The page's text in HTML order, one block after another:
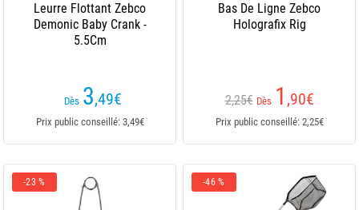
Leurre Flottant Zebco
Demonic Baby Crank -
5.5Cm
Dès 3,49€
Prix public conseillé: 3,49€
Bas De Ligne Zebco
Holografix Rig
2,25€ Dès 1 ,90€
Prix public conseillé: 2,25€
-23 % -46 %